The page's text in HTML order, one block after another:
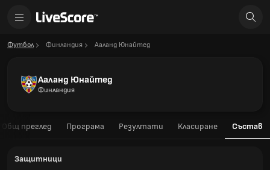
Футбол Финландия Ааланд Юнайтед
Ааланд Юнайтед
Финландия
Общ преглед Програма Резултати Класиране Състав
Защитници